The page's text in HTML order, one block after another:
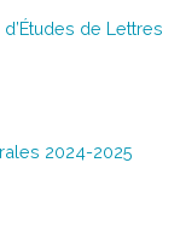
de Lettres
2024-2025